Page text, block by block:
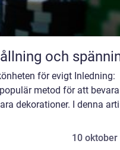
och
för evigt Inledning:
metod för att bevara
dekorationer. I denna
10 oktober